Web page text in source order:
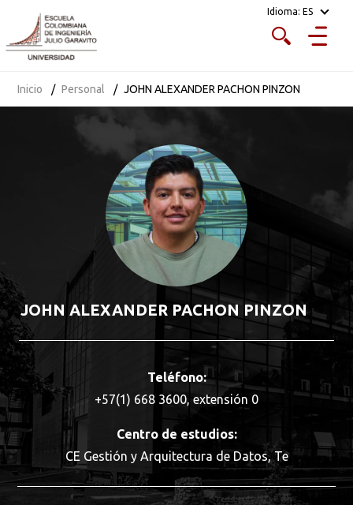
Idioma: ES
Inicio Personal JOHN ALEXANDER PACHON PINZON
JOHN ALEXANDER PACHON PINZON
Teléfono:
+57(1) 668 3600, extensión 0
Centro de estudios:
CE Gestión y Arquitectura de Datos, Te